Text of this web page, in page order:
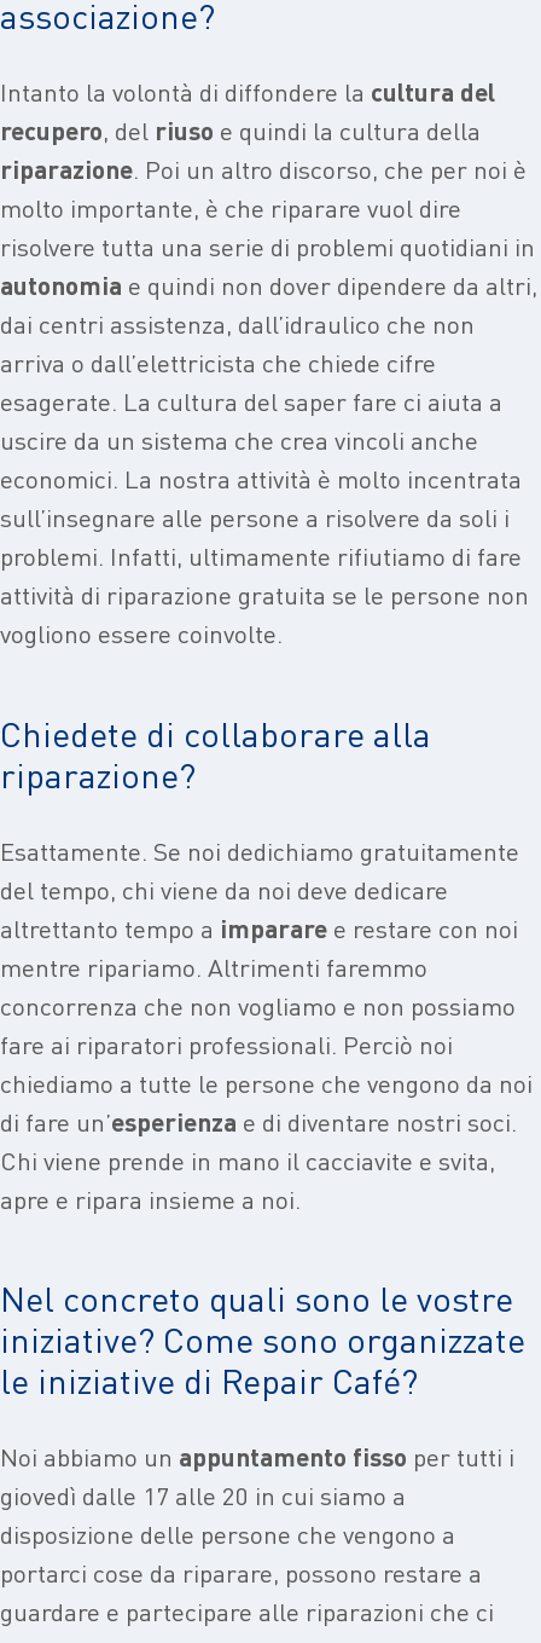
associazione?
Intanto la volontà di diffondere la cultura del
recupero, del riuso e quindi la cultura della
riparazione. Poi un altro discorso, che per noi è
molto importante, è che riparare vuol dire
risolvere tutta una serie di problemi quotidiani in
autonomia e quindi non dover dipendere da altri,
dai centri assistenza, dall’idraulico che non
arriva o dall’elettricista che chiede cifre
esagerate. La cultura del saper fare ci aiuta a
uscire da un sistema che crea vincoli anche
economici. La nostra attività è molto incentrata
sull’insegnare alle persone a risolvere da soli i
problemi. Infatti, ultimamente rifiutiamo di fare
attività di riparazione gratuita se le persone non
vogliono essere coinvolte.
Chiedete di collaborare alla
riparazione?
Esattamente. Se noi dedichiamo gratuitamente
del tempo, chi viene da noi deve dedicare
altrettanto tempo a imparare e restare con noi
mentre ripariamo. Altrimenti faremmo
concorrenza che non vogliamo e non possiamo
fare ai riparatori professionali. Perciò noi
chiediamo a tutte le persone che vengono da noi
di fare un’esperienza e di diventare nostri soci.
Chi viene prende in mano il cacciavite e svita,
apre e ripara insieme a noi.
Nel concreto quali sono le vostre
iniziative? Come sono organizzate
le iniziative di Repair Café?
Noi abbiamo un appuntamento fisso per tutti i
giovedì dalle 17 alle 20 in cui siamo a
disposizione delle persone che vengono a
portarci cose da riparare, possono restare a
guardare e partecipare alle riparazioni che ci